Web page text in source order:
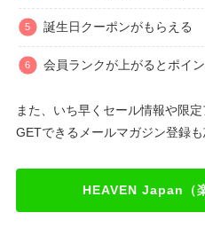
誕生日クーポンがもらえる
会員ランクが上がるとポイ
また、いち早くセール情報や限
GETできるメールマガジン登録も
HEAVEN Japan（